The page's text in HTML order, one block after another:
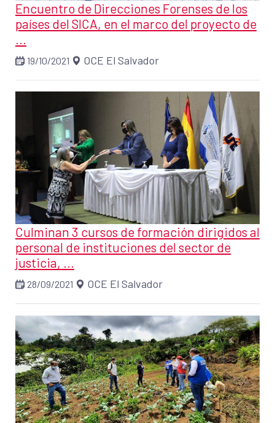
Encuentro de Direcciones Forenses de los
países del SICA, en el marco del proyecto de
...
19/10/2021 OCE El Salvador
Culminan 3 cursos de formación dirigidos al
personal de instituciones del sector de
justicia, ...
28/09/2021 OCE El Salvador